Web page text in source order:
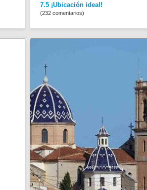
7.5 ¡Ubicación ideal!
(232 comentarios)